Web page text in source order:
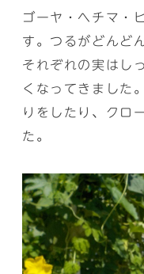
ゴーヤ・ヘチマ・
す。つるがどんど
それぞれの実はし
くなってきました
りをしたり、クロ
た。